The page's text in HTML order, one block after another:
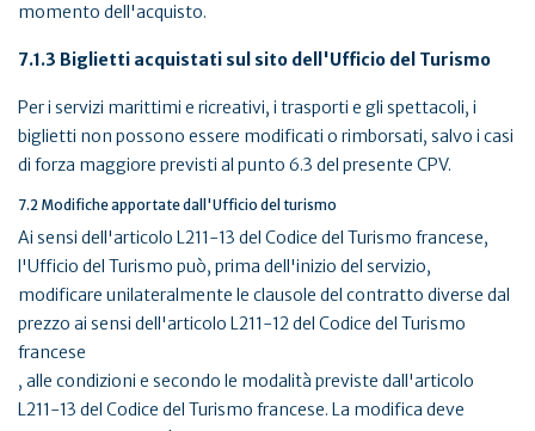
momento dell'acquisto.
7.1.3 Biglietti acquistati sul sito dell'Ufficio del Turismo
Per i servizi marittimi e ricreativi, i trasporti e gli spettacoli, i
biglietti non possono essere modificati o rimborsati, salvo i casi
di forza maggiore previsti al punto 6.3 del presente CPV.
7.2 Modifiche apportate dall'Ufficio del turismo
Ai sensi dell'articolo L211-13 del Codice del Turismo francese,
l'Ufficio del Turismo può, prima dell'inizio del servizio,
modificare unilateralmente le clausole del contratto diverse dal
prezzo ai sensi dell'articolo L211-12 del Codice del Turismo
francese
, alle condizioni e secondo le modalità previste dall'articolo
L211-13 del Codice del Turismo francese. La modifica deve